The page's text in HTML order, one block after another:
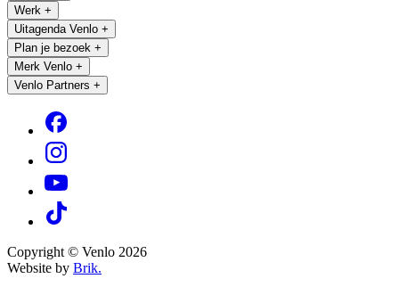
Werk +
Uitagenda Venlo +
Plan je bezoek +
Merk Venlo +
Venlo Partners +
Copyright © Venlo 2026
Website by Brik.